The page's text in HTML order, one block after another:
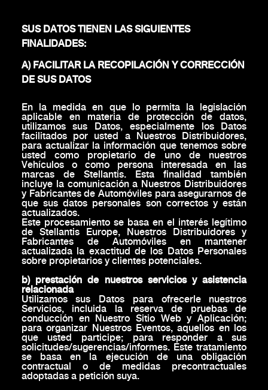
SUS DATOS TIENEN LAS SIGUIENTES
FINALIDADES:
A) FACILITAR LA RECOPILACIÓN Y CORRECCIÓN
DE SUS DATOS
En la medida en que lo permita la legislación
aplicable en materia de protección de datos,
utilizamos sus Datos, especialmente los Datos
facilitados por usted a Nuestros Distribuidores,
para actualizar la información que tenemos sobre
usted como propietario de uno de nuestros
Vehículos o como persona interesada en las
marcas de Stellantis. Esta finalidad también
incluye la comunicación a Nuestros Distribuidores
y Fabricantes de Automóviles para asegurarnos de
que sus datos personales son correctos y están
actualizados.
Este procesamiento se basa en el interés legítimo
de Stellantis Europe, Nuestros Distribuidores y
Fabricantes de Automóviles en mantener
actualizada la exactitud de los Datos Personales
sobre propietarios y clientes potenciales.
b) prestación de nuestros servicios y asistencia
relacionada
Utilizamos sus Datos para ofrecerle nuestros
Servicios, incluida la reserva de pruebas de
conducción en Nuestro Sitio Web y Aplicación;
para organizar Nuestros Eventos, aquellos en los
que usted participe; para responder a sus
solicitudes/sugerencias/informes. Este tratamiento
se basa en la ejecución de una obligación
contractual o de medidas precontractuales
adoptadas a petición suya.